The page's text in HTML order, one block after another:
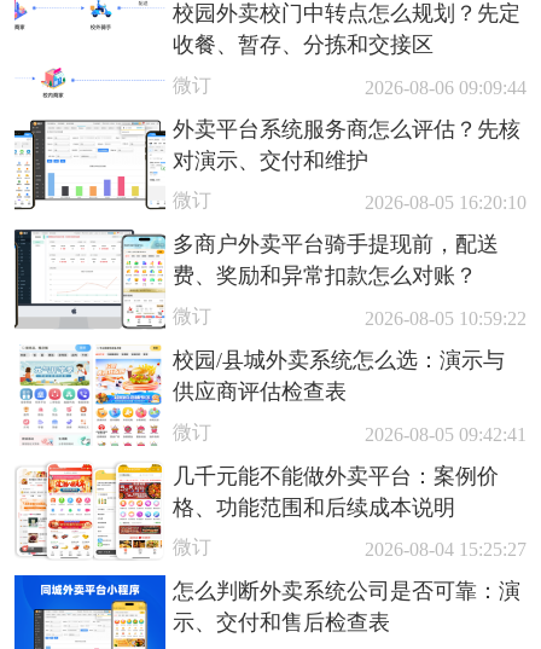
校园外卖校门中转点怎么规划？先定
收餐、暂存、分拣和交接区
微订 2026-08-06 09:09:44
外卖平台系统服务商怎么评估？先核
对演示、交付和维护
微订 2026-08-05 16:20:10
多商户外卖平台骑手提现前，配送
费、奖励和异常扣款怎么对账？
微订 2026-08-05 10:59:22
校园/县城外卖系统怎么选：演示与
供应商评估检查表
微订 2026-08-05 09:42:41
几千元能不能做外卖平台：案例价
格、功能范围和后续成本说明
微订 2026-08-04 15:25:27
怎么判断外卖系统公司是否可靠：演
示、交付和售后检查表